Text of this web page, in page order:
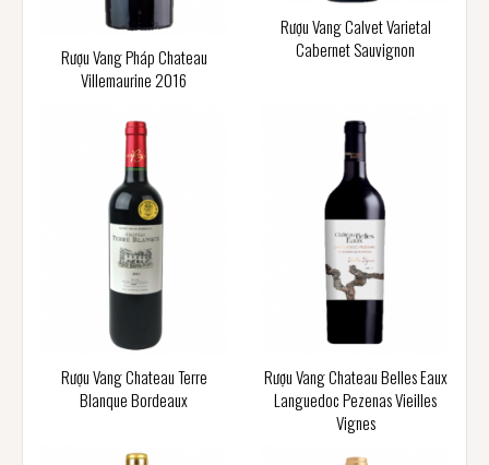
Rượu Vang Pháp Chateau
Villemaurine 2016
Rượu Vang Calvet Varietal
Cabernet Sauvignon
Rượu Vang Chateau Terre
Blanque Bordeaux
Rượu Vang Chateau Belles Eaux
Languedoc Pezenas Vieilles
Vignes